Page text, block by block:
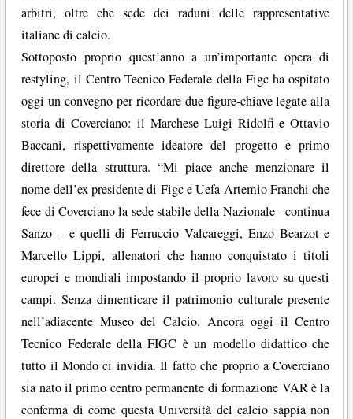
arbitri, oltre che sede dei raduni delle rappresentative
italiane di calcio.
Sottoposto proprio quest’anno a un’importante opera di
restyling, il Centro Tecnico Federale della Figc ha ospitato
oggi un convegno per ricordare due figure-chiave legate alla
storia di Coverciano: il Marchese Luigi Ridolfi e Ottavio
Baccani, rispettivamente ideatore del progetto e primo
direttore della struttura. “Mi piace anche menzionare il
nome dell’ex presidente di Figc e Uefa Artemio Franchi che
fece di Coverciano la sede stabile della Nazionale - continua
Sanzo – e quelli di Ferruccio Valcareggi, Enzo Bearzot e
Marcello Lippi, allenatori che hanno conquistato i titoli
europei e mondiali impostando il proprio lavoro su questi
campi. Senza dimenticare il patrimonio culturale presente
nell’adiacente Museo del Calcio. Ancora oggi il Centro
Tecnico Federale della FIGC è un modello didattico che
tutto il Mondo ci invidia. Il fatto che proprio a Coverciano
sia nato il primo centro permanente di formazione VAR è la
conferma di come questa Università del calcio sappia non